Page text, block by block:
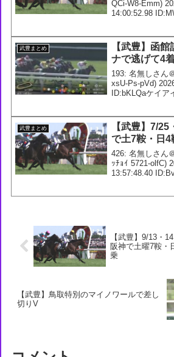
QCi-W8-Emm)
14:00:52.98
武...
武豊まとめ
【武豊】函
ナで逃げて4
193: 名無しさん
xsU-Ps-pVd)
ID:bKLQaケイ
武豊まとめ
【武豊】7/
で土7鞍・日4
426: 名無しさん
ｯﾁｮｲ 5721-olfC)
13:57:48.40
【武豊】9/13・
阪神で土曜7鞍・
乗
【武豊】鳥取特別のマイノワールで差し
切りV